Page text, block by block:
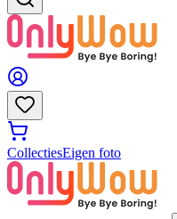
CollectiesEigen foto